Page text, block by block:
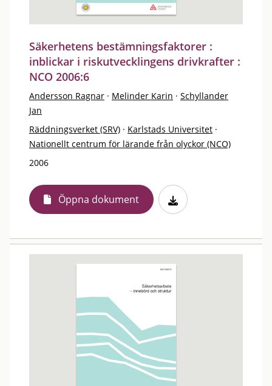
Säkerhetens bestämningsfaktorer :
inblickar i riskutvecklingens drivkrafter :
NCO 2006:6
Andersson Ragnar · Melinder Karin · Schyllander
Jan
Räddningsverket (SRV) · Karlstads Universitet ·
Nationellt centrum för lärande från olyckor (NCO)
2006
Öppna dokument